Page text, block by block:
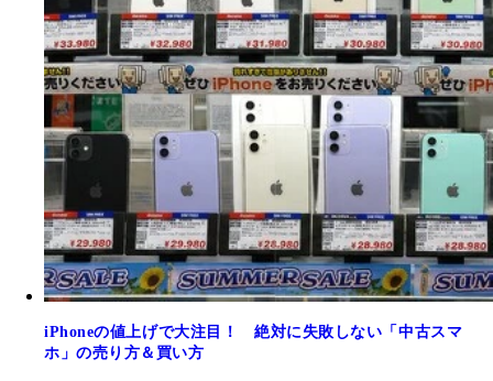
iPhoneの値上げで大注目！ 絶対に失敗しない「中古スマ
ホ」の売り方＆買い方